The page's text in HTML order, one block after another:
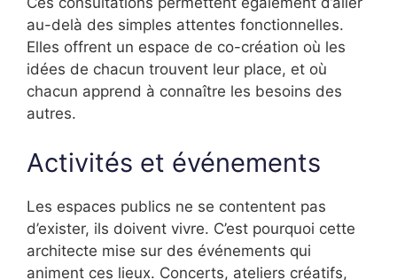
au-delà des simples attentes fonctionnelles.
Elles offrent un espace de co-création où les
idées de chacun trouvent leur place, et où
chacun apprend à connaître les besoins des
autres.
Activités et événements
Les espaces publics ne se contentent pas
d’exister, ils doivent vivre. C’est pourquoi cette
architecte mise sur des événements qui
animent ces lieux. Concerts, ateliers créatifs,